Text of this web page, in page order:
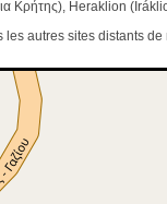
Κρήτης), Heraklion
les autres sites distants